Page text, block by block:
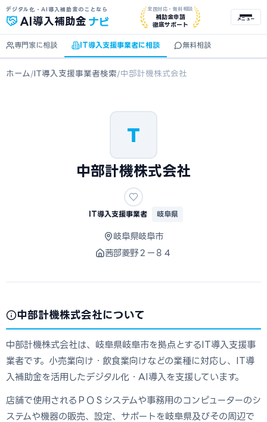
デジタル化・AI導入補助金のことなら
AI 導入補助金 ナビ
全国対応・無料相談
補助金申請
徹底サポート
メニュー
専門家に相談 IT導入支援事業者に相談 無料相談
ホーム /IT導入支援事業者検索/中部計機株式会社
T
中部計機株式会社
IT導入支援事業者 岐阜県
岐阜県岐阜市
茜部菱野２ー８４
中部計機株式会社について
中部計機株式会社は、岐阜県岐阜市を拠点とするIT導入支援事
業者です。小売業向け・飲食業向けなどの業種に対応し、IT導
入補助金を活用したデジタル化・AI導入を支援しています。
店舗で使用されるＰＯＳシステムや事務用のコンピューターのシ
ステムや機器の販売、設定、サポートを岐阜県及びその周辺で